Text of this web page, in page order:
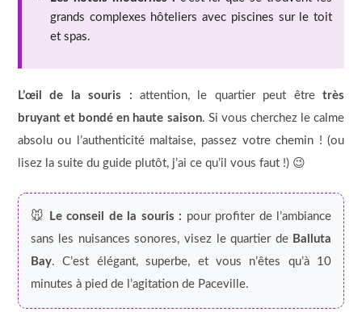
grands complexes hôteliers avec piscines sur le toit
et spas.
L’œil de la souris : attention, le quartier peut êtretrès
bruyant et bondé en haute saison. Si vous cherchez le calme
absolu ou l’authenticité maltaise, passez votre chemin ! (ou
lisez la suite du guide plutôt, j’ai ce qu’il vous faut !) 😉
🐭 Le conseil de la souris : pour profiter de l’ambiance
sans les nuisances sonores, visez le quartier de Balluta
Bay. C’est élégant, superbe, et vous n’êtes qu’à 10
minutes à pied de l’agitation de Paceville.